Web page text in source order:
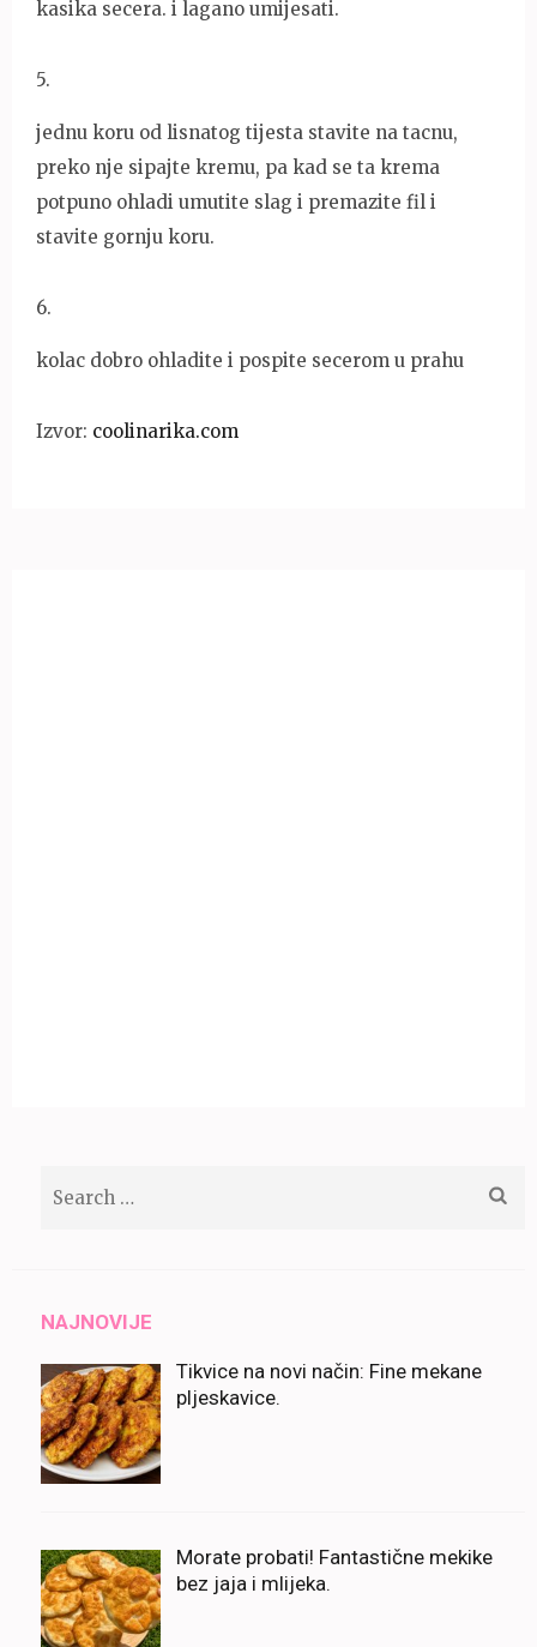
kasika secera. i lagano umijesati.
5.
jednu koru od lisnatog tijesta stavite na tacnu,
preko nje sipajte kremu, pa kad se ta krema
potpuno ohladi umutite slag i premazite fil i
stavite gornju koru.
6.
kolac dobro ohladite i pospite secerom u prahu
Izvor: coolinarika.com
NAJNOVIJE
Tikvice na novi način: Fine mekane
pljeskavice.
Morate probati! Fantastične mekike
bez jaja i mlijeka.